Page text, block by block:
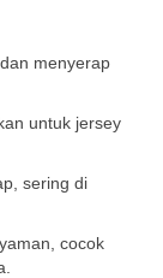
menyerap
untuk jersey
sering di
cocok